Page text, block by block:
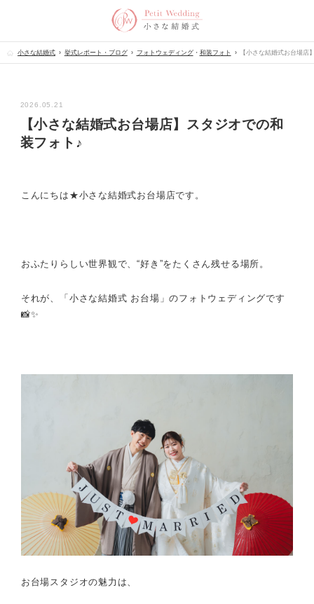
小さな結婚式 挙式レポート・ブログ フォトウェディング・ 和装フォト 【小さな結婚式お台場店
2026.05.21
【小さな結婚式お台場店】スタジオでの和
装フォト♪
こんにちは★小さな結婚式お台場店です。
おふたりらしい世界観で、“好き”をたくさん残せる場所。
それが、 「小さな結婚式 お台場」のフォトウェディングです
📸✨
お台場スタジオの魅力は、